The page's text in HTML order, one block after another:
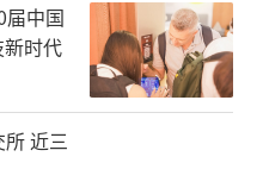
届中国
时代
近三